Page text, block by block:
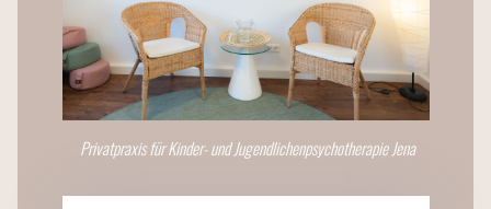
Privatpraxis für Kinder- und Jugendlichenpsychotherapie Jena